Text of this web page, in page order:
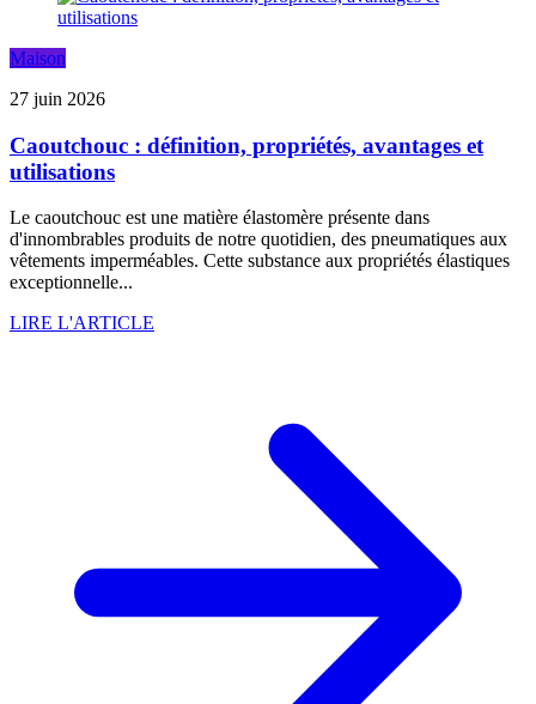
Maison
27 juin 2026
Caoutchouc : définition, propriétés, avantages et
utilisations
Le caoutchouc est une matière élastomère présente dans
d'innombrables produits de notre quotidien, des pneumatiques aux
vêtements imperméables. Cette substance aux propriétés élastiques
exceptionnelle...
LIRE L'ARTICLE